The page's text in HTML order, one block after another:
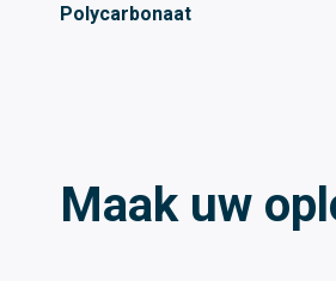
Polycarbonaat
Maak uw